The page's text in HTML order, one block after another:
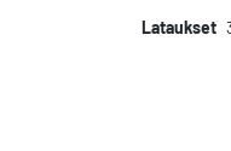
Lataukset